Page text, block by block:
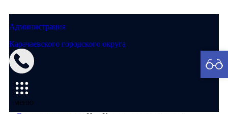
Администрация
Карачаевского городского округа
меню
Мэрия